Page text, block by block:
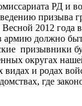
РД и
призыва
2012 года
армию должно
призывники
округах
видах и родах
где